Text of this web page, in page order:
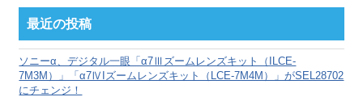
カ
ブ
最近の投稿
ソニーα、デジタル一眼「α7Ⅲズームレンズキット（ILCE-
7M3M）」「α7ⅣIズームレンズキット（LCE-7M4M）」がSEL28702
にチェンジ！